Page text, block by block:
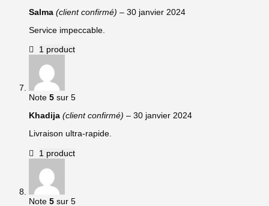
Salma (client confirmé) – 30 janvier 2024
Service impeccable.
1 product
Note 5 sur 5
Khadija (client confirmé) – 30 janvier 2024
Livraison ultra-rapide.
1 product
Note 5 sur 5